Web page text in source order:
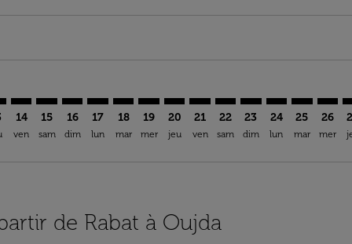
14
ven
15
sam
16
dim
17
lun
18
mar
19
mer
20
jeu
21
ven
22
sam
23
dim
24
lun
25
mar
26
mer
de Rabat à Oujda